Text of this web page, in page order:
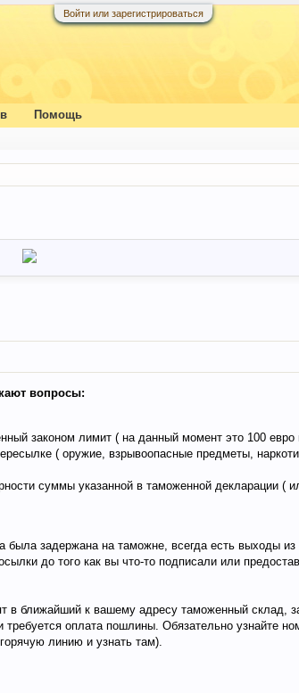
Войти или зарегистрироваться
вопросы:
законом лимит ( на данный момент это 100 евро
( оружие, взрывоопасные предметы,
суммы указанной в таможенной декларации (
была задержана на таможне, всегда есть выходы из
до того как вы что-то подписали или
в ближайший к вашему адресу таможенный склад,
оплата пошлины. Обязательно узнайте
линию и узнать там).
Помощь